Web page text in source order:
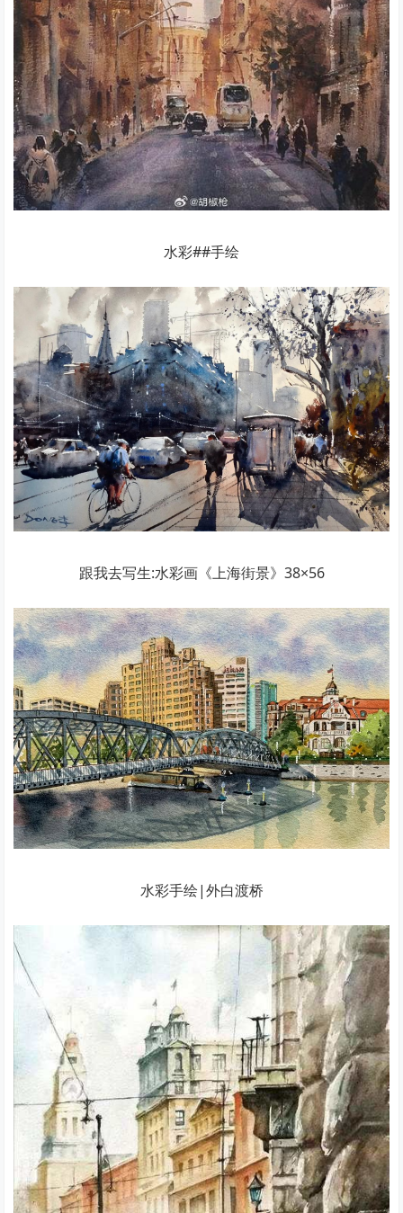
水彩##手绘
跟我去写生:水彩画《上海街景》38×56
水彩手绘|外白渡桥